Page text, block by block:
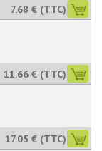
7.68 € (TTC)
11.66 € (TTC)
17.05 € (TTC)